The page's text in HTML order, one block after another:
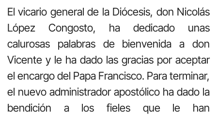
El vicario general de la Diócesis, don Nicolás
López Congosto, ha dedicado unas
calurosas palabras de bienvenida a don
Vicente y le ha dado las gracias por aceptar
el encargo del Papa Francisco. Para terminar,
el nuevo administrador apostólico ha dado la
bendición a los fieles que le han